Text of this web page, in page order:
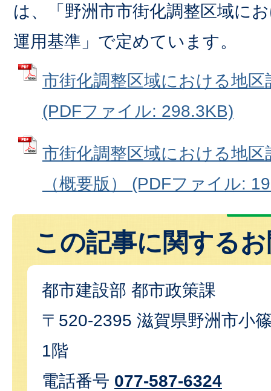
は、「野洲市市街化調整区域に
運用基準」で定めています。
市街化調整区域における地
(PDFファイル: 298.3KB)
市街化調整区域における地
（概要版） (PDFファイル:
この記事に関する
都市建設部 都市政策課
〒520-2395 滋賀県野洲市小
1階
電話番号 077-587-6324